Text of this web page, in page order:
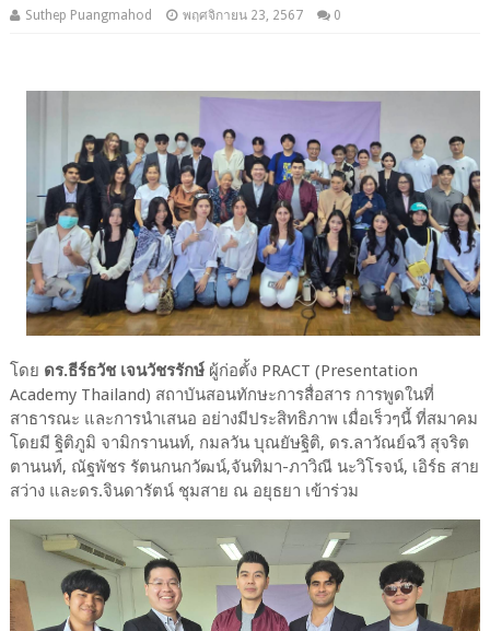
Suthep Puangmahod พฤศจิกายน 23, 2567 0
โดย ดร.ธีร์ธวัช เจนวัชรรักษ์ ผู้ก่อตั้ง PRACT (Presentation
Academy Thailand) สถาบันสอนทักษะการสื่อสาร การพูดในที่
สาธารณะ และการนำเสนอ อย่างมีประสิทธิภาพ เมื่อเร็วๆนี้ ที่สมาคม
โดยมี ฐิติภูมิ จามิกรานนท์, กมลวัน บุณยัษฐิติ, ดร.ลาวัณย์ฉวี สุจริต
ตานนท์, ณัฐพัชร รัตนกนกวัฒน์,จันทิมา-ภาวิณี นะวิโรจน์, เอิร์ธ สาย
สว่าง และดร.จินดารัตน์ ชุมสาย ณ อยุธยา เข้าร่วม